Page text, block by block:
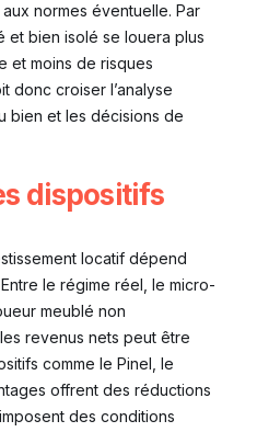
normes éventuelle. Par
et bien isolé se louera plus
et moins de risques
donc croiser l’analyse
bien et les décisions de
dispositifs
locatif dépend
le régime réel, le micro-
meublé non
revenus nets peut être
comme le Pinel, le
offrent des réductions
des conditions